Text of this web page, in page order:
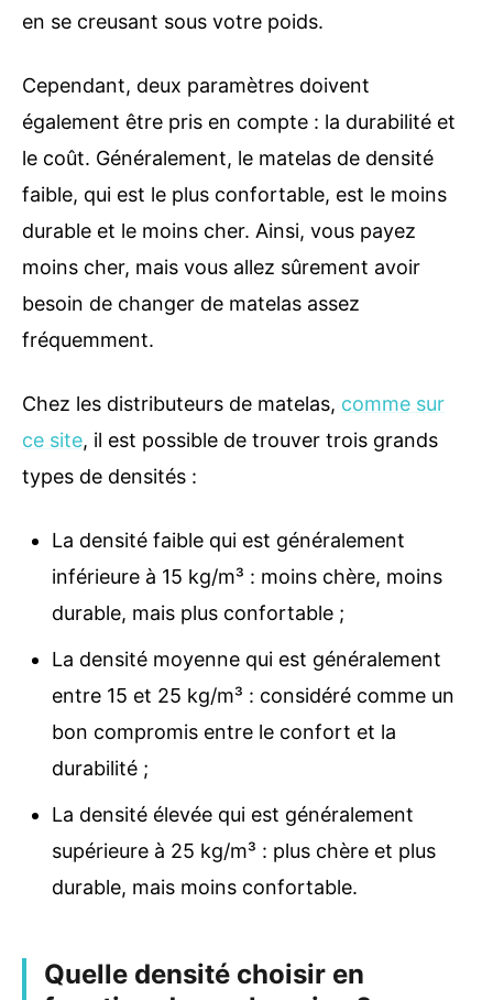
en se creusant sous votre poids.
Cependant, deux paramètres doivent
également être pris en compte : la durabilité et
le coût. Généralement, le matelas de densité
faible, qui est le plus confortable, est le moins
durable et le moins cher. Ainsi, vous payez
moins cher, mais vous allez sûrement avoir
besoin de changer de matelas assez
fréquemment.
Chez les distributeurs de matelas, comme sur
ce site, il est possible de trouver trois grands
types de densités :
La densité faible qui est généralement
inférieure à 15 kg/m³ : moins chère, moins
durable, mais plus confortable ;
La densité moyenne qui est généralement
entre 15 et 25 kg/m³ : considéré comme un
bon compromis entre le confort et la
durabilité ;
La densité élevée qui est généralement
supérieure à 25 kg/m³ : plus chère et plus
durable, mais moins confortable.
Quelle densité choisir en